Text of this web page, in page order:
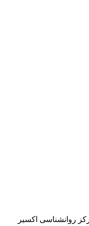
روانشناسی اکسیر